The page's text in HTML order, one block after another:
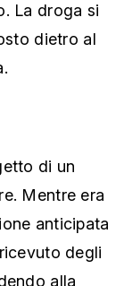
La droga si
dietro al
di un
Mentre era
anticipata
degli
alla